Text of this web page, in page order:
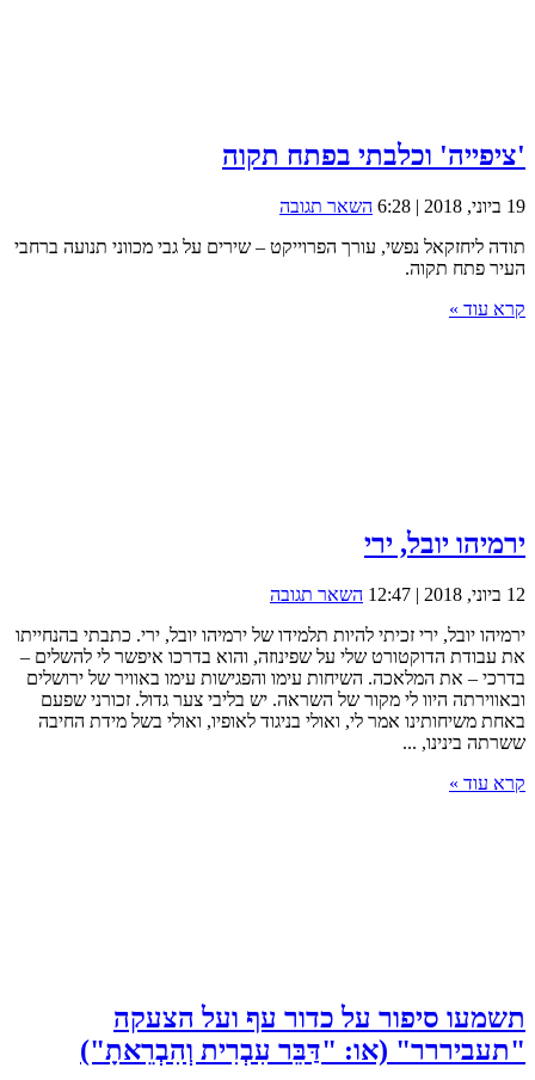
'ציפייה' וכלבתי בפתח תקוה
19 ביוני, 2018 | 6:28
השאר תגובה
תודה ליחזקאל נפשי, עורך הפרוייקט – שירים על גבי מכווני תנועה ברחבי
העיר פתח תקוה.
קרא עוד »
ירמיהו יובל, ירי
12 ביוני, 2018 | 12:47
השאר תגובה
ירמיהו יובל, ירי זכיתי להיות תלמידו של ירמיהו יובל, ירי. כתבתי בהנחייתו
את עבודת הדוקטורט שלי על שפינוזה, והוא בדרכו איפשר לי להשלים –
בדרכי – את המלאכה. השיחות עימו והפגישות עימו באוויר של ירושלים
ובאווירתה היוו לי מקור של השראה. יש בליבי צער גדול. זכורני שפעם
באחת משיחותינו אמר לי, ואולי בניגוד לאופיו, ואולי בשל מידת החיבה
ששרתה בינינו, ...
קרא עוד »
תשמעו סיפור על כדור עף ועל הצעקה
"תעביררר" (או: "דַּבֵּר עִבְרִית וְהִבְרֵאתָ")